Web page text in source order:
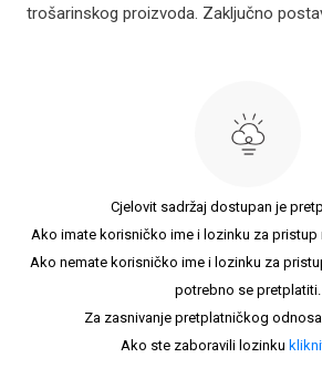
trošarinskog proizvoda. Zaključno
Cjelovit sadržaj dostupan je
Ako imate korisničko ime i lozinku za pristup
Ako nemate korisničko ime i lozinku za
potrebno se pretplatiti.
Za zasnivanje pretplatničkog odnosa
Ako ste zaboravili lozinku